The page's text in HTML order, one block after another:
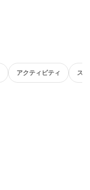
アクティビティ ス